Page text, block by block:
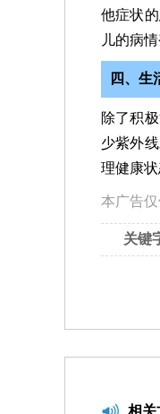
他症状
儿的病
四、生
除了积
少紫外
理健康
本广告
关键
相关